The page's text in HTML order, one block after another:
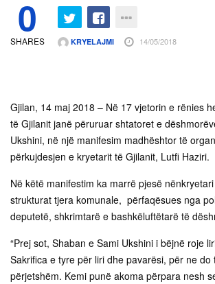
0
SHARES KRYELAJMI 14/05/2018
Gjilan, 14 maj 2018 – Në 17 vjetorin e rënies
të Gjilanit janë përuruar shtatoret e
Ukshini, në një manifesim madhështor të
përkujdesjen e kryetarit të Gjilanit, Lutfi Haziri.
Në këtë manifestim ka marrë pjesë
strukturat tjera komunale, përfaqësues nga
deputetë, shkrimtarë e bashkëluftëtarë të
“Prej sot, Shaban e Sami Ukshini i bëjnë roje
Sakrifica e tyre për liri dhe pavarësi, për ne do
përjetshëm. Kemi punë akoma përpara nesh